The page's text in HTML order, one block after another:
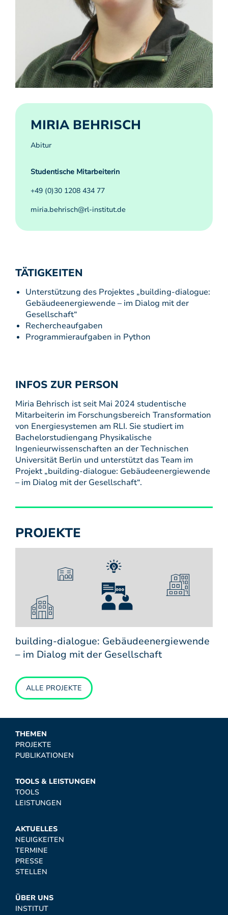
MIRIA BEHRISCH
Abitur
Studentische Mitarbeiterin
+49 (0)30 1208 434 77
miria.behrisch@rl-institut.de
TÄTIGKEITEN
Unterstützung des Projektes „building-dialogue:
Gebäudeenergiewende – im Dialog mit der
Gesellschaft“
Rechercheaufgaben
Programmieraufgaben in Python
INFOS ZUR PERSON
Miria Behrisch ist seit Mai 2024 studentische
Mitarbeiterin im Forschungsbereich Transformation
von Energiesystemen am RLI. Sie studiert im
Bachelorstudiengang Physikalische
Ingenieurwissenschaften an der Technischen
Universität Berlin und unterstützt das Team im
Projekt „building-dialogue: Gebäudeenergiewende
– im Dialog mit der Gesellschaft“.
PROJEKTE
building-dialogue: Gebäudeenergiewende
– im Dialog mit der Gesellschaft
ALLE PROJEKTE
THEMEN
PROJEKTE
PUBLIKATIONEN
TOOLS & LEISTUNGEN
TOOLS
LEISTUNGEN
AKTUELLES
NEUIGKEITEN
TERMINE
PRESSE
STELLEN
ÜBER UNS
INSTITUT